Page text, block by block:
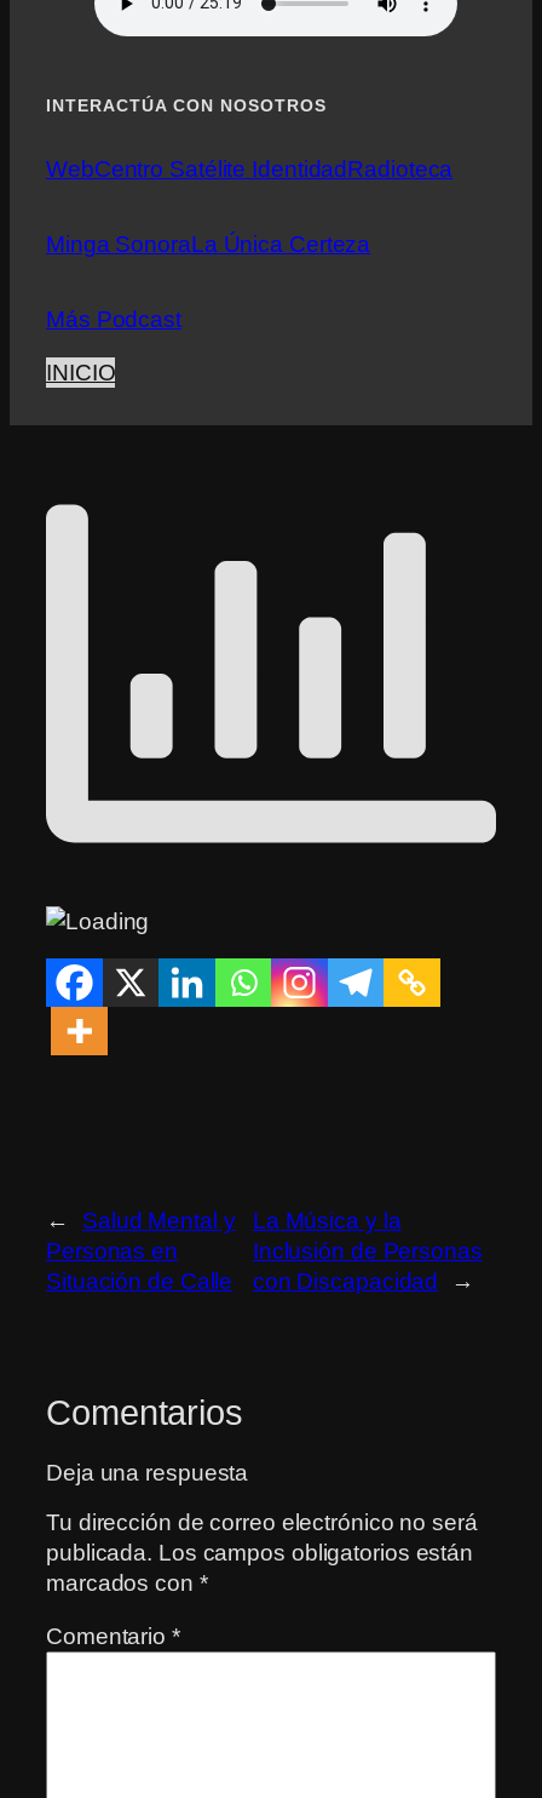
INTERACTÚA CON NOSOTROS
WebCentro Satélite IdentidadRadioteca
Minga SonoraLa Única Certeza
Más Podcast
INICIO
←
Salud Mental y
Personas en
Situación de Calle
La Música y la
Inclusión de Personas
con Discapacidad
→
Comentarios
Deja una respuesta
Tu dirección de correo electrónico no será
publicada. Los campos obligatorios están
marcados con *
Comentario *